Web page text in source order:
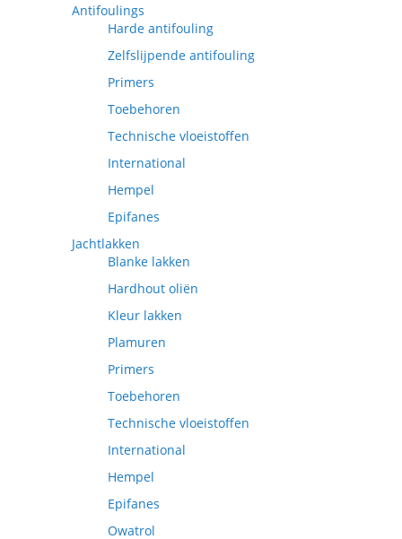
Antifoulings
Harde antifouling
Zelfslijpende antifouling
Primers
Toebehoren
Technische vloeistoffen
International
Hempel
Epifanes
Jachtlakken
Blanke lakken
Hardhout oliën
Kleur lakken
Plamuren
Primers
Toebehoren
Technische vloeistoffen
International
Hempel
Epifanes
Owatrol